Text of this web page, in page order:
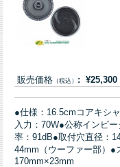
販売価格 （税込） : ¥25,300
●仕様：16.5cmコアキシ
入力：70W●公称インピ
率：91dB●取付穴直径：
44mm（ウーファー部）●
170mm×23mm